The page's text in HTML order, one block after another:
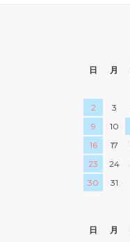
日
月
2
3
9
10
16
17
23
24
30
31
日
月